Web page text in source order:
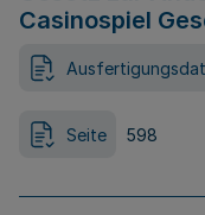
Casinospiel
Seite 598